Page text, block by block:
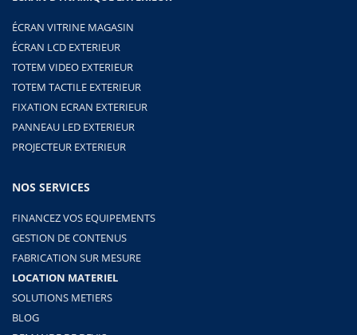
ÉCRAN VITRINE MAGASIN
ÉCRAN LCD EXTERIEUR
TOTEM VIDEO EXTERIEUR
TOTEM TACTILE EXTERIEUR
FIXATION ECRAN EXTERIEUR
PANNEAU LED EXTERIEUR
PROJECTEUR EXTERIEUR
NOS SERVICES
FINANCEZ VOS EQUIPEMENTS
GESTION DE CONTENUS
FABRICATION SUR MESURE
LOCATION MATERIEL
SOLUTIONS METIERS
BLOG